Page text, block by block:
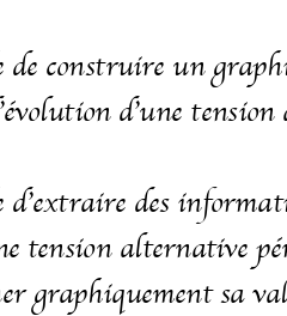
de construire un
’évolution d’une
d’extraire des
tension alternative pé
graphiquement sa